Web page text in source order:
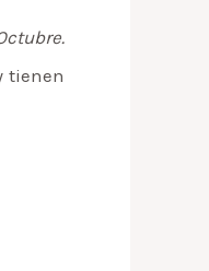
tienen